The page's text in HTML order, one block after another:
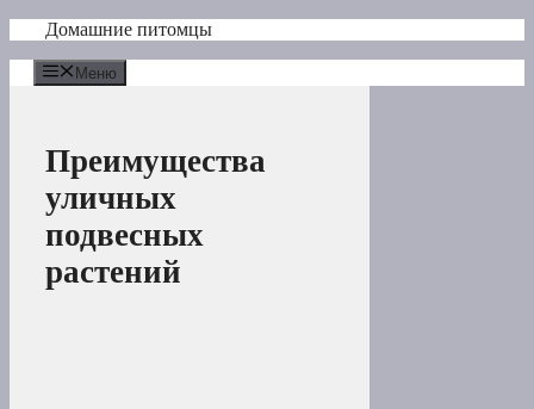
Перейти
содержимому
Домашние питомцы
Меню
Преимущества
уличных
подвесных
растений